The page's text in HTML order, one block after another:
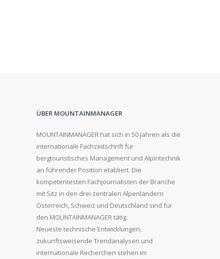
ÜBER MOUNTAINMANAGER
MOUNTAINMANAGER hat sich in 50 Jahren als die
internationale Fachzeitschrift für
bergtouristisches Management und Alpintechnik
an führender Position etabliert. Die
kompetentesten Fachjournalisten der Branche
mit Sitz in den drei zentralen Alpenländern
Österreich, Schweiz und Deutschland sind für
den MOUNTAINMANAGER tätig.
Neueste technische Entwicklungen,
zukunftsweisende Trendanalysen und
internationale Recherchen stehen im